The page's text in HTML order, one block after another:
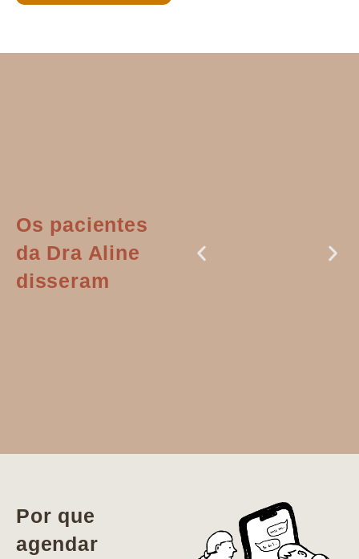
Os pacientes
da Dra Aline
disseram
vida. Ela me
encontrou num
estado misto de
Por que
agendar